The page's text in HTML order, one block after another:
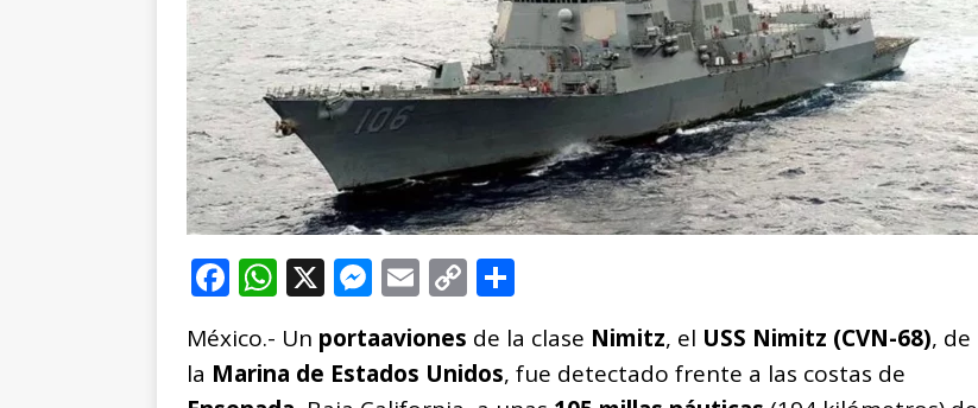
F
c
e
W
at
s
X M
ss
e
E
ai
l
C
p
y
m
p
México.- Un portaaviones de la clase Nimitz, el USS Nimitz (CVN-68), de
la Marina de Estados Unidos, fue detectado frente a las costas de